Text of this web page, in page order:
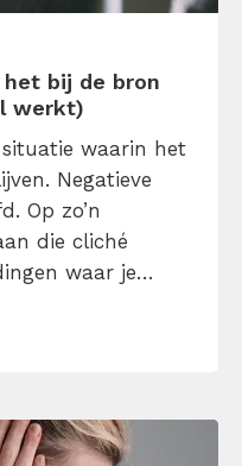
bij de bron
werkt)
waarin het
Negatieve
Op zo’n
die cliché
waar je
deze